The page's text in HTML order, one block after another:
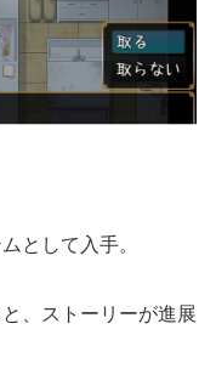
として入手。
、ストーリーが進展